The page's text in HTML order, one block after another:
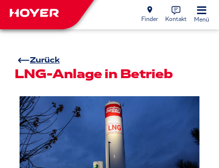
Finder Kontakt Menü
Zurück
LNG-Anlage in Betrieb